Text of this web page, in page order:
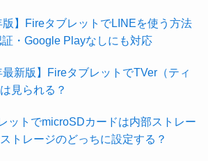
版】FireタブレットでLINEを使う方法
証・Google Playなしにも対応
最新版】FireタブレットでTVer（ティ
見られる？
ットでmicroSDカードは内部ストレー
トレージのどっちに設定する？